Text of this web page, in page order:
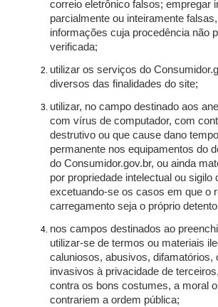
correio eletrônico falsos; empregar
parcialmente ou inteiramente
informações cuja procedência não
verificada;
utilizar os serviços do
diversos das finalidades do site;
utilizar, no campo destinado aos
com vírus de computador, com
destrutivo ou que cause dano
permanente nos equipamentos do
do Consumidor.gov.br, ou ainda
por propriedade intelectual ou sigilo
excetuando-se os casos em que o
carregamento seja o próprio
nos campos destinados ao
utilizar-se de termos ou materiais
caluniosos, abusivos, difamatórios,
invasivos à privacidade de
contra os bons costumes, a moral
contrariem a ordem pública;